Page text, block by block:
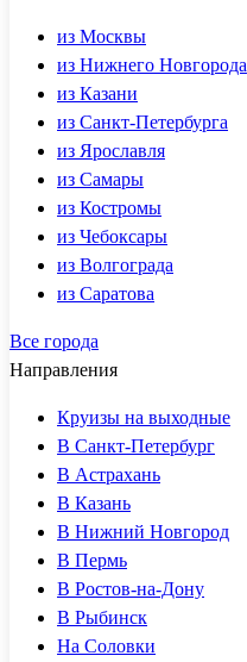
из Москвы
из Нижнего Новгорода
из Казани
из Санкт-Петербурга
из Ярославля
из Самары
из Костромы
из Чебоксары
из Волгограда
из Саратова
Все города
Направления
Круизы на выходные
В Санкт-Петербург
В Астрахань
В Казань
В Нижний Новгород
В Пермь
В Ростов-на-Дону
В Рыбинск
На Соловки